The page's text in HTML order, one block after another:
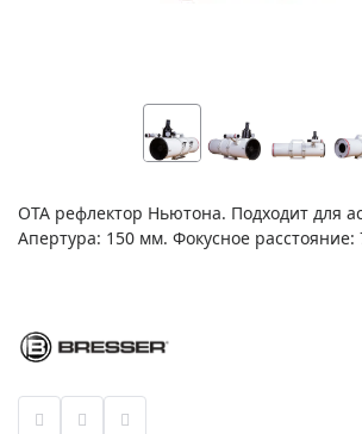
OTA рефлектор Ньютона. Подходит для
Апертура: 150 мм. Фокусное